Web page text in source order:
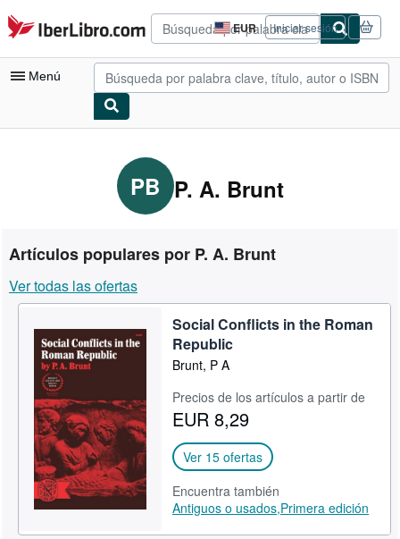
Pasar al contenido principal
IberLibro.com EUR
Preferencias
de
compra
del
Iniciar sesión
Menú
Consultar mis pedidos
Búsqueda avanzada
Libros antiguos
Arte y coleccionismo
Vendedores
Comenzar a vender
Ayuda
CERRAR
PB P. A. Brunt
Artículos populares por P. A. Brunt
Ver todas las ofertas
Social Conflicts in the Roman
Republic
Brunt, P A
Precios de los artículos a partir de
EUR 8,29
Ver 15 ofertas
Encuentra también
Antiguos o usados,Primera edición